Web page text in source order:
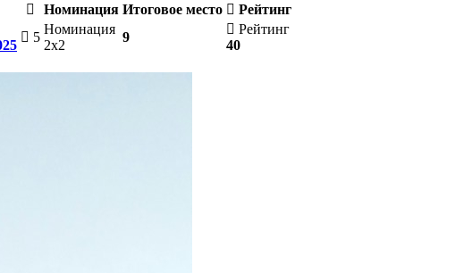
Номинация Итоговое место
Рейтинг
5
Номинация
2х2
9
Рейтинг
40